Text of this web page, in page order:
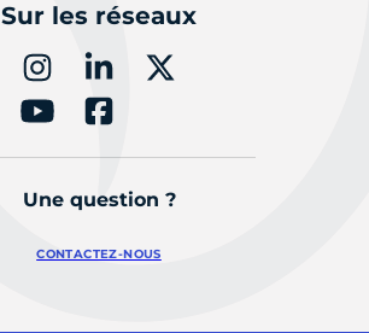
Sur les réseaux
Une question ?
CONTACTEZ-NOUS